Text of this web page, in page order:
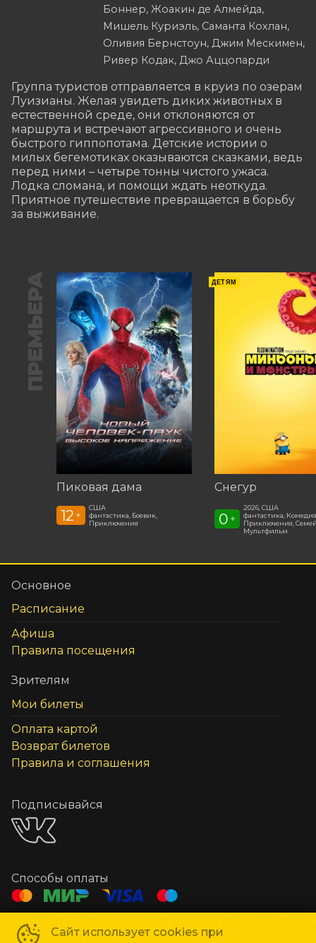
Боннер, Жоакин де Алмейда,
Мишель Куриэль, Саманта Кохлан,
Оливия Бернстоун, Джим Мескимен,
Ривер Кодак, Джо Аццопарди
Группа туристов отправляется в круиз по озерам
Луизианы. Желая увидеть диких животных в
естественной среде, они отклоняются от
маршрута и встречают агрессивного и очень
быстрого гиппопотама. Детские истории о
милых бегемотиках оказываются сказками, ведь
перед ними – четыре тонны чистого ужаса.
Лодка сломана, и помощи ждать неоткуда.
Приятное путешествие превращается в борьбу
за выживание.
ПРЕМЬЕРА
Пиковая дама
12 +
США
фантастика, Боевик,
Приключения
ДЕТЯМ
Снегур
0 +
2026, США
фантастика,
Приключения,
Мультфильм
Сайт использует cookies при
Основное
Расписание
Афиша
Правила посещения
Зрителям
Мои билеты
Оплата картой
Возврат билетов
Правила и соглашения
Подписывайся
Способы оплаты
Контакты